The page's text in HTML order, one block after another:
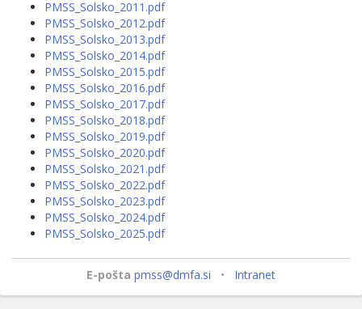
PMSS_Solsko_2011.pdf
PMSS_Solsko_2012.pdf
PMSS_Solsko_2013.pdf
PMSS_Solsko_2014.pdf
PMSS_Solsko_2015.pdf
PMSS_Solsko_2016.pdf
PMSS_Solsko_2017.pdf
PMSS_Solsko_2018.pdf
PMSS_Solsko_2019.pdf
PMSS_Solsko_2020.pdf
PMSS_Solsko_2021.pdf
PMSS_Solsko_2022.pdf
PMSS_Solsko_2023.pdf
PMSS_Solsko_2024.pdf
PMSS_Solsko_2025.pdf
E-pošta pmss@dmfa.si • Intranet